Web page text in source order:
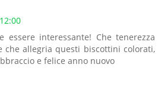
essere interessante! Che tenerezza
che allegria questi biscottini colorati,
e felice anno nuovo